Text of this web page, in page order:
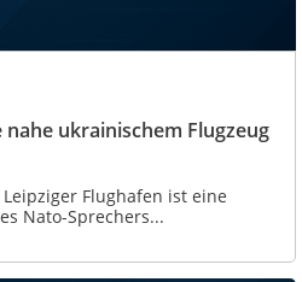
ukrainischem Flugzeug
Flughafen ist eine
Nato-Sprechers...